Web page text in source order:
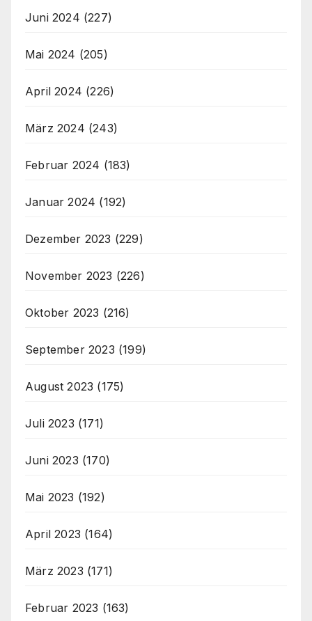
Juni 2024 (227)
Mai 2024 (205)
April 2024 (226)
März 2024 (243)
Februar 2024 (183)
Januar 2024 (192)
Dezember 2023 (229)
November 2023 (226)
Oktober 2023 (216)
September 2023 (199)
August 2023 (175)
Juli 2023 (171)
Juni 2023 (170)
Mai 2023 (192)
April 2023 (164)
März 2023 (171)
Februar 2023 (163)